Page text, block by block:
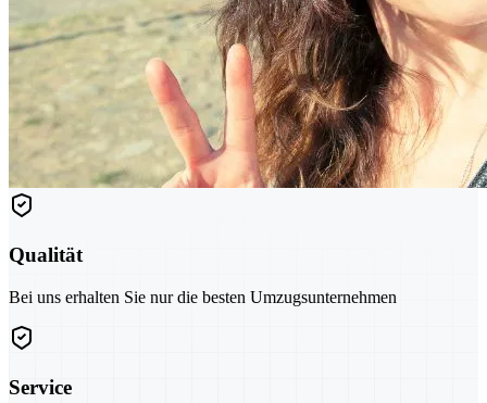
Qualität
Bei uns erhalten Sie nur die besten Umzugsunternehmen
Service